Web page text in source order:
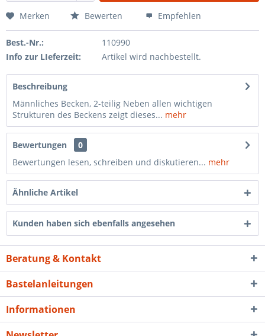
Merken Bewerten Empfehlen
Best.-Nr.:
110990
Info zur LIeferzeit:
Artikel wird nachbestellt.
Beschreibung
Männliches Becken, 2-teilig Neben allen wichtigen
Strukturen des Beckens zeigt dieses... mehr
Bewertungen
0
Bewertungen lesen, schreiben und diskutieren... mehr
Ähnliche Artikel
Kunden haben sich ebenfalls angesehen
Beratung & Kontakt
Bastelanleitungen
Informationen